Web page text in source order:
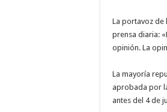
La portavoz de
prensa diaria:
opinión. La
La mayoría
aprobada por
antes del 4 de